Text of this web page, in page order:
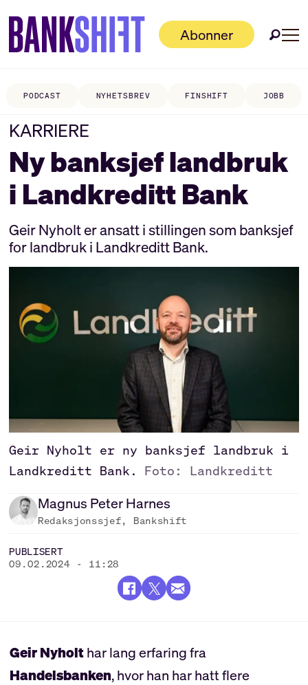
Abonner
PODCAST NYHETSBREV FINSHIFT JOBB
KARRIERE
Ny banksjef landbruk
i Landkreditt Bank
Geir Nyholt er ansatt i stillingen som banksjef
for landbruk i Landkreditt Bank.
Geir Nyholt er ny banksjef landbruk i
Landkreditt Bank.
Foto: Landkreditt
Magnus PeterHarnes
Redaksjonssjef, Bankshift
PUBLISERT
09.02.2024 - 11:28
Geir Nyholthar lang erfaring fra
Handelsbanken, hvor han har hatt flere